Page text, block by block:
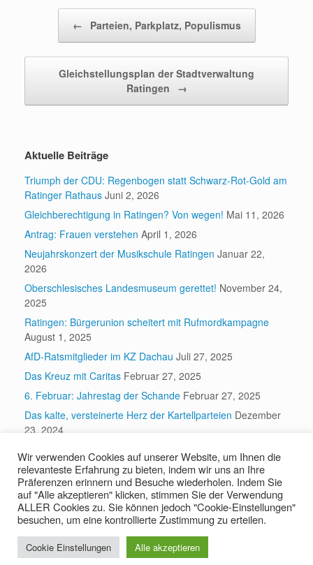
← Parteien, Parkplatz, Populismus
Gleichstellungsplan der Stadtverwaltung
Ratingen
→
Aktuelle Beiträge
Triumph der CDU: Regenbogen statt Schwarz-Rot-Gold am
Ratinger Rathaus Juni 2, 2026
Gleichberechtigung in Ratingen? Von wegen! Mai 11, 2026
Antrag: Frauen verstehen April 1, 2026
Neujahrskonzert der Musikschule Ratingen Januar 22,
2026
Oberschlesisches Landesmuseum gerettet! November 24,
2025
Ratingen: Bürgerunion scheitert mit Rufmordkampagne
August 1, 2025
AfD-Ratsmitglieder im KZ Dachau Juli 27, 2025
Das Kreuz mit Caritas Februar 27, 2025
6. Februar: Jahrestag der Schande Februar 27, 2025
Das kalte, versteinerte Herz der Kartellparteien Dezember
23, 2024
Suchen
Suchen
Wir verwenden Cookies auf unserer Website, um Ihnen die
relevanteste Erfahrung zu bieten, indem wir uns an Ihre
Präferenzen erinnern und Besuche wiederholen. Indem Sie
auf "Alle akzeptieren" klicken, stimmen Sie der Verwendung
ALLER Cookies zu. Sie können jedoch "Cookie-Einstellungen"
besuchen, um eine kontrollierte Zustimmung zu erteilen.
Cookie Einstellungen Alle akzeptieren